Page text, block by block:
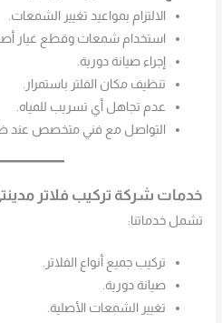
الالتزام بمواعيد تغيير الشمعات.
استخدام شمعات وقطع غيار
إجراء صيانة دورية.
تنظيف مكان الفلتر باستمرار.
عدم تجاهل أي تسريب للمياه.
التواصل مع فني متخصص عند
خدمات شركة تركيب فلاتر
تشمل خدماتنا:
تركيب جميع أنواع الفلاتر.
صيانة دورية.
تغيير الشمعات الأصلية.